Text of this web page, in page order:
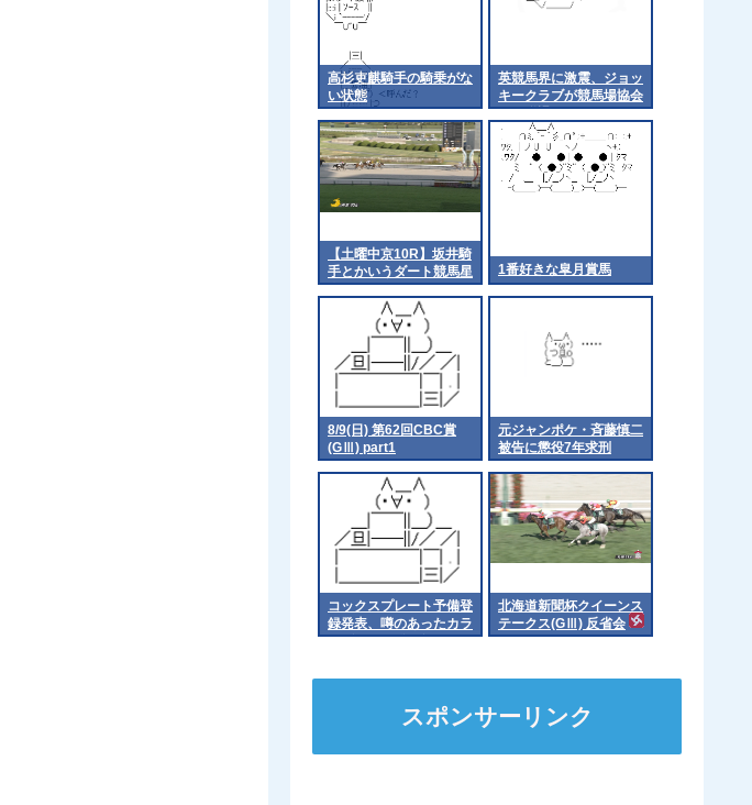
高杉吏麒騎手の騎乗がな
い状態
英競馬界に激震、ジョッ
キークラブが競馬場協会
から脱退
【土曜中京10R】坂井騎
手とかいうダート競馬星
人
1番好きな皐月賞馬
8/9(日) 第62回CBC賞
(GⅢ) part1
元ジャンポケ・斉藤慎二
被告に懲役7年求刑
コックスプレート予備登
録発表、噂のあったカラ
ンダガンは登録無しで再
北海道新聞杯クイーンス
テークス(GⅢ) 反省会
スポンサーリンク